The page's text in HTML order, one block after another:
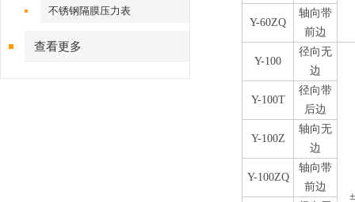
不锈钢隔膜压力表
查看更多
Y-60ZQ
轴向带
前边
Y-100
径向无
边
Y-100T
径向带
后边
Y-100Z
轴向无
边
Y-100ZQ
轴向带
前边